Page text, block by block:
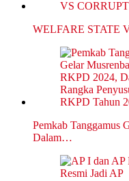
WELFARE STATE
Pemkab Tanggamus
Dalam…